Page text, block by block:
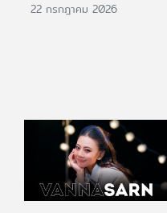
22 กรกฎาคม 2026